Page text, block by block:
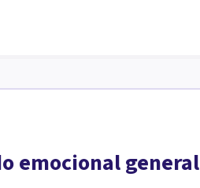
emocional general